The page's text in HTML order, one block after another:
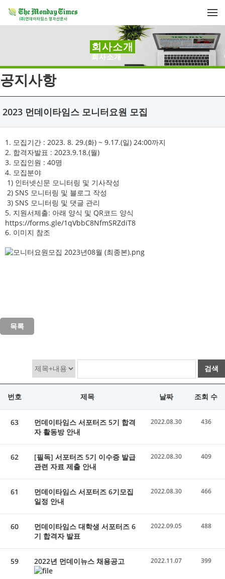
회사소개
회사소개
공지사항
2023 먼데이타임스 모니터요원 모집
1. 모집기간 : 2023. 8. 29.(화) ~ 9.17.(일) 24:00까지
2. 합격자발표 : 2023.9.18.(월)
3. 모집인원 : 40명
4. 모집분야
1) 인터넷신문 모니터링 및 기사작성
2) SNS 모니터링 및 블로그 작성
3) SNS 모니터링 및 댓글 관리
5. 지원서제출: 아래 양식 및 QR코드 양식
https://forms.gle/1qVbbC8NfmSRZdiT8
6. 이미지 참조
목록
검색
번호 제목 날짜 조회 수
63
먼데이타임스 서포터즈 5기 합격
자 활동방 안내
2022.08.30 436
62
[필독] 서포터즈 5기 이수증 발급
관련 자료 제출 안내
2022.08.30 409
61
먼데이타임스 서포터즈 6기모집
일정 안내
2022.08.30 466
60
먼데이타임스 대학생 서포터즈 6
기 합격자 발표
2022.09.05 488
59 2022년 먼데이뉴스 채용공고 2022.11.07 399